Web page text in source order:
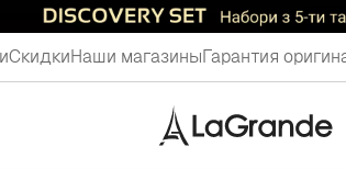
СкидкиНаши магазиныГарантия